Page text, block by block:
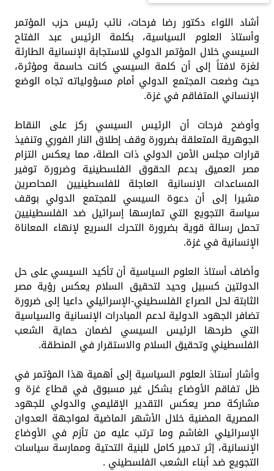
أشاد اللواء دكتور رضا فرحات، نائب رئيس حزب المؤتمر
وأستاذ العلوم السياسية، بكلمة الرئيس عبد الفتاح
السيسي خلال المؤتمر الدولي للاستجابة الإنسانية الطارئة
لغزة لافتاً إلى أن كلمة السيسي كانت حاسمة ومؤثرة،
حيث وضعت المجتمع الدولي أمام مسؤولياته تجاه الوضع
الإنساني المتفاقم في غزة.
وأوضح فرحات أن الرئيس السيسي ركز على النقاط
الجوهرية المتعلقة بضرورة وقف إطلاق النار الفوري وتنفيذ
قرارات مجلس الأمن الدولي ذات الصلة، مما يعكس التزام
مصر العميق بدعم الحقوق الفلسطينية وضرورة توفير
المساعدات الإنسانية العاجلة للفلسطينيين المحاصرين
مشيرا إلى أن دعوة السيسي للمجتمع الدولي بوقف
سياسة التجويع التي تمارسها إسرائيل ضد الفلسطينيين
تحمل رسالة قوية بضرورة التحرك السريع لإنهاء المعاناة
الإنسانية في غزة.
وأضاف أستاذ العلوم السياسية أن تأكيد السيسي على حل
الدولتين كسبيل وحيد لتحقيق السلام يعكس رؤية مصر
الثابتة لحل الصراع الفلسطيني-الإسرائيلي داعيا إلى ضرورة
تضافر الجهود الدولية لدعم المبادرات الإنسانية والسياسية
التي طرحها الرئيس السيسي لضمان حماية الشعب
الفلسطيني وتحقيق السلام والاستقرار في المنطقة.
وأشار أستاذ العلوم السياسية إلى أهمية هذا المؤتمر في
ظل تفاقم الأوضاع بشكل غير مسبوق في قطاع غزة و
مشاركة مصر يعكس التقدير الإقليمي والدولي للجهود
المصرية المضنية خلال الأشهر الماضية لمواجهة العدوان
الإسرائيلي الغاشم وما ترتب عليه من تأزم في الأوضاع
الإنسانية، إثر تدمير كامل للبنية التحتية وممارسة سياسات
التجويع ضد أبناء الشعب الفلسطيني .